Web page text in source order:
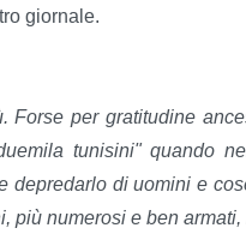
giornale.
per gratitudine
tunisini" quando
di uomini e
più numerosi e ben